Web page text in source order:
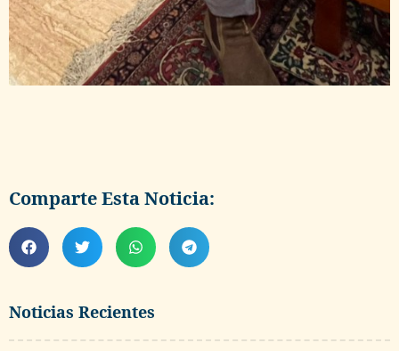
Noticias Recientes
Comparte Esta Noticia: